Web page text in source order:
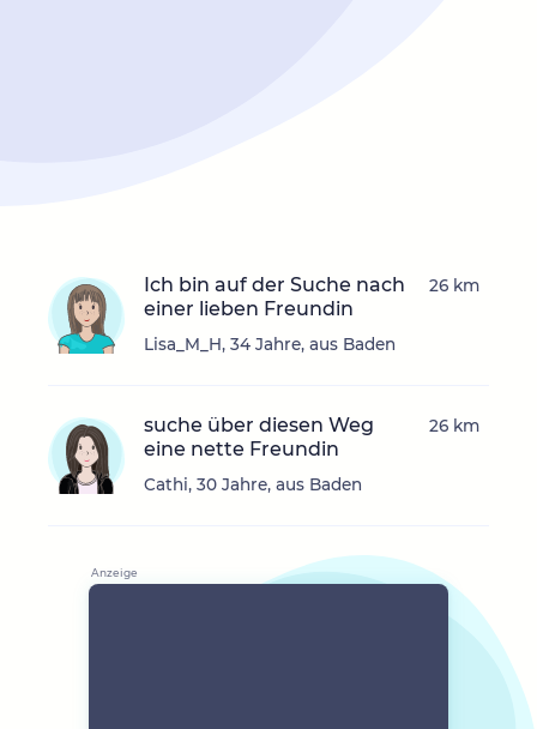
Ich bin auf der Suche nach
einer lieben Freundin
Lisa_M_H, 34 Jahre, aus Baden
26 km
suche über diesen Weg
eine nette Freundin
Cathi, 30 Jahre, aus Baden
26 km